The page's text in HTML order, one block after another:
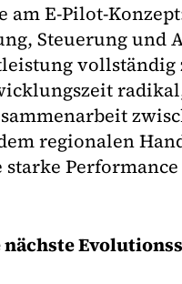
am E-Pilot-
Steuerung und
regionalen